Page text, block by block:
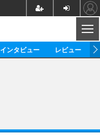
インタビュー レビュー